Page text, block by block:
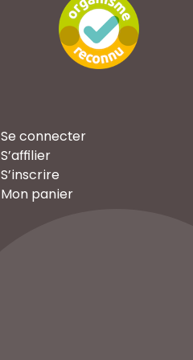
Se connecter
S’affilier
S’inscrire
Mon panier